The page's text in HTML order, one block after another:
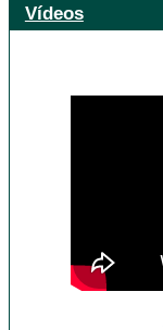
Vídeos